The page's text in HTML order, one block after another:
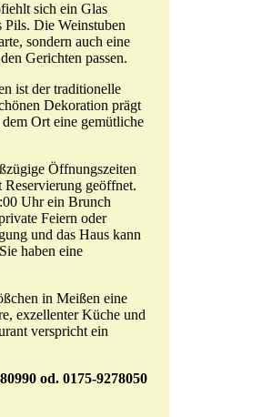
sich ein Glas
Pils. Die Weinstuben
sondern auch eine
Gerichten passen.
ist der traditionelle
Dekoration prägt
Ort eine gemütliche
Öffnungszeiten
geöffnet.
Uhr ein Brunch
Feiern oder
und das Haus kann
haben eine
in Meißen eine
exzellenter Küche und
verspricht ein
od. 0175-9278050